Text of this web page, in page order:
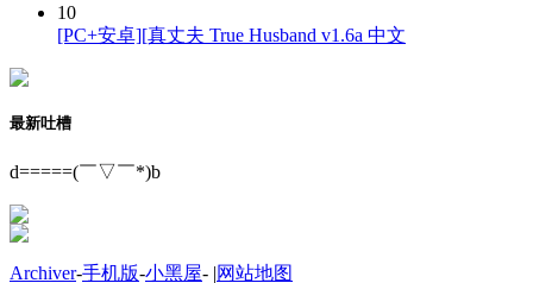
10
[PC+安卓][真丈夫 True Husband v1.6a 中文
最新吐槽
d=====(￣▽￣*)b
Archiver-手机版-小黑屋- |网站地图